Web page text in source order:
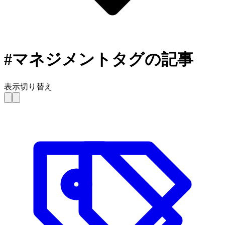
#マネジメント タグの記事
表示切り替え